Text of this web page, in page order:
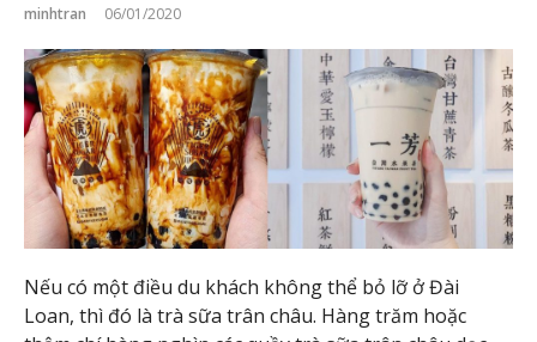
minhtran 06/01/2020
Nếu có một điều du khách không thể bỏ lỡ ở Đài
Loan, thì đó là trà sữa trân châu. Hàng trăm hoặc